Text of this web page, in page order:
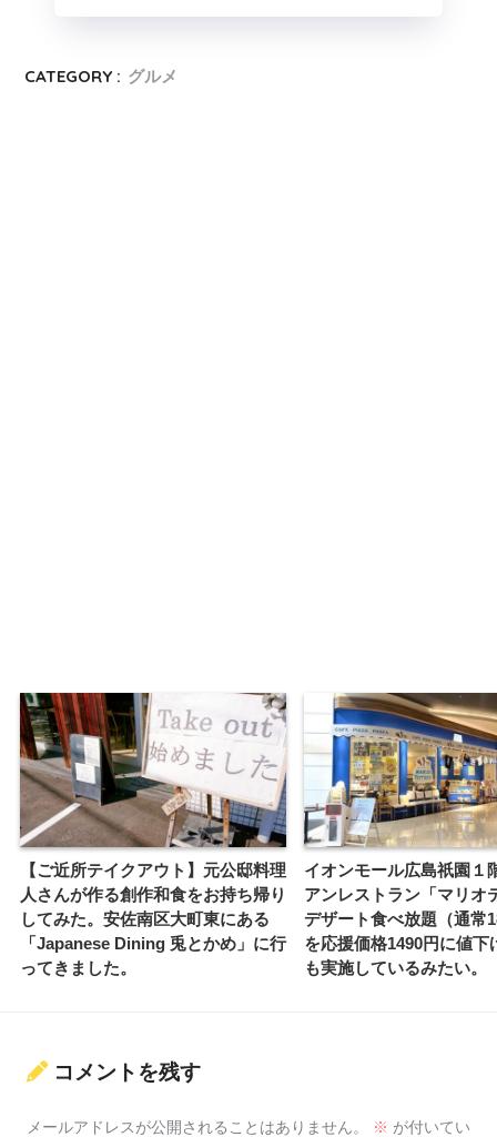
CATEGORY : グルメ
【ご近所テイクアウト】元公邸料理
人さんが作る創作和食をお持ち帰り
してみた。安佐南区大町東にある
「Japanese Dining 兎とかめ」に行
ってきました。
イオンモール広島祇園１
アンレストラン「マリオ
デザート食べ放題（通常
を応援価格1490円に値下
も実施しているみたい。
コメントを残す
メールアドレスが公開されることはありません。 ※ が付いてい